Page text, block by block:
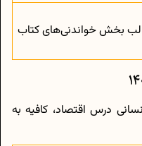
بخش خواندنی‌های کتاب
درس اقتصاد، کافیه به